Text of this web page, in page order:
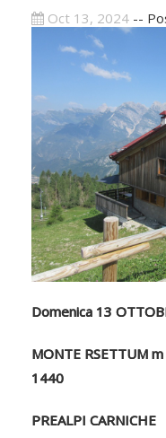
Oct 13, 2024 --
Domenica 13
MONTE RSETTUM
1440
PREALPI CARNICHE